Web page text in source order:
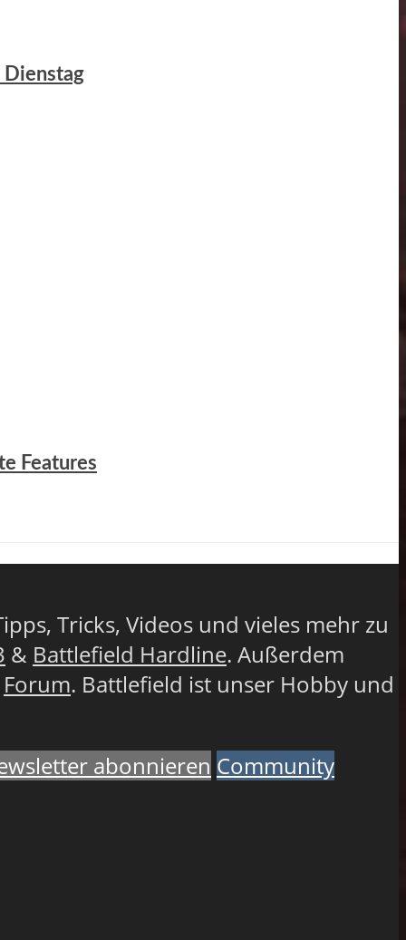
Dienstag
Features
Tricks, Videos und vieles mehr zu
& Battlefield Hardline. Außerdem
Forum. Battlefield ist unser Hobby und
abonnieren Community